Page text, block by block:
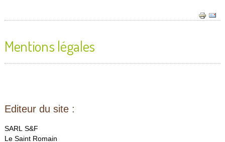
Mentions légales
Editeur du site :
SARL S&F
Le Saint Romain